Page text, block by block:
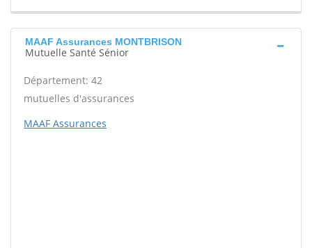
MAAF Assurances MONTBRISON
Mutuelle Santé Sénior
Département: 42
mutuelles d'assurances
MAAF Assurances